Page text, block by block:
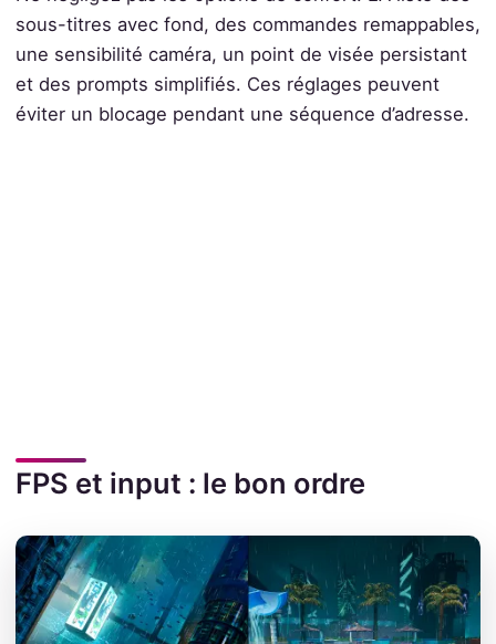
sous-titres avec fond, des commandes remappables,
une sensibilité caméra, un point de visée persistant
et des prompts simplifiés. Ces réglages peuvent
éviter un blocage pendant une séquence d’adresse.
FPS et input : le bon ordre